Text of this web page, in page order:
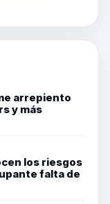
arrepiento
y más
los riesgos
falta de